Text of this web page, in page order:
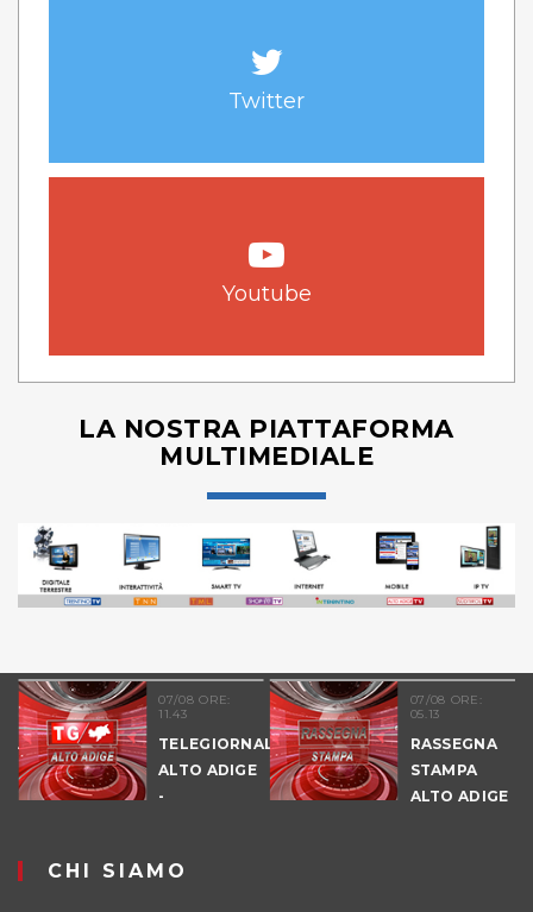
Twitter
Youtube
LA NOSTRA PIATTAFORMA
MULTIMEDIALE
07/08 ORE:
11.43
TELEGIORNALE
ALTO ADIGE
-
07/08 ORE:
05.13
RASSEGNA
STAMPA
ALTO ADIGE
CHI SIAMO